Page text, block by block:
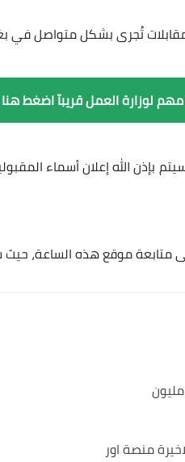
تُجرى بشكل متواصل في
مهم لوزارة العمل قريبآ اضغط هنا
بإذن الله إعلان أسماء
متابعة موقع هذه الساعة،
منصة اور